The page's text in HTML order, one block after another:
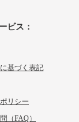
ビス：
基づく表記
リシー
（FAQ）